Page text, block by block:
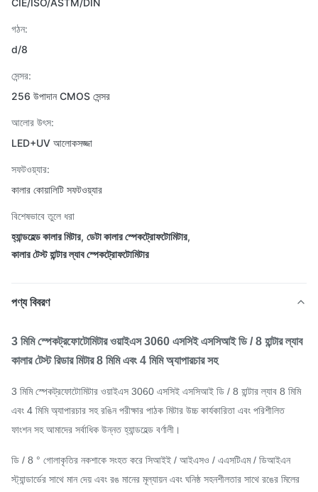
CIE/ISO/ASTM/DIN
গঠন:
d/8
সেন্সর:
256 উপাদান CMOS সেন্সর
আলোর উৎস:
LED+UV আলোকসজ্জা
সফটওয়্যার:
কালার কোয়ালিটি সফটওয়্যার
বিশেষভাবে তুলে ধরা
হ্যান্ডহেল্ড কালার মিটার, ডেটা কালার স্পেকট্রোফটোমিটার,
কালার টেস্ট হান্টার ল্যাব স্পেকট্রোফটোমিটার
পণ্য বিবরণ
3 মিমি স্পেকট্রফোটোমিটার ওয়াইএস 3060 এসসিই এসসিআই ডি / 8 হান্টার ল্যাব
কালার টেস্ট রিডার মিটার 8 মিমি এবং 4 মিমি অ্যাপারচার সহ
3 মিমি স্পেকট্রফোটোমিটার ওয়াইএস 3060 এসসিই এসসিআই ডি / 8 হান্টার ল্যাব 8 মিমি
এবং 4 মিমি অ্যাপারচার সহ রঙিন পরীক্ষার পাঠক মিটার উচ্চ কার্যকারিতা এবং পরিশীলিত
ফাংশন সহ আমাদের সর্বাধিক উন্নত হ্যান্ডহেল্ড বর্ণালী।
ডি / 8 ° গোলাকৃতির নকশাকে সংহত করে সিআইই / আইএসও / এএসটিএম / ডিআইএন
স্ট্যান্ডার্ডের সাথে মান দেয় এবং রঙ মানের মূল্যায়ন এবং ঘনিষ্ঠ সহনশীলতার সাথে রঙের মিলের